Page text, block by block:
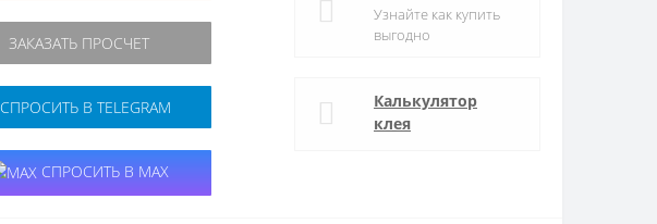
ЗАКАЗАТЬ ПРОСЧЕТ
СПРОСИТЬ В TELEGRAM
СПРОСИТЬ В MAX
Узнайте как купить
выгодно
Калькулятор
клея